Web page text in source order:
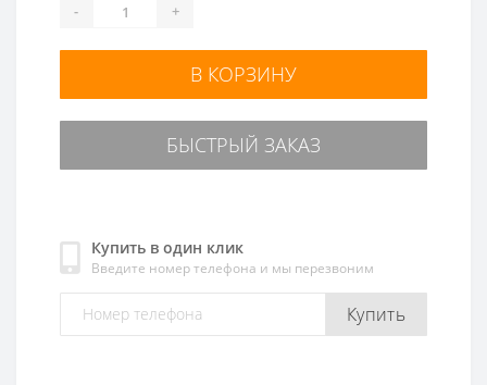
- +
В КОРЗИНУ
БЫСТРЫЙ ЗАКАЗ
Купить в один клик
Введите номер телефона и мы перезвоним
Купить